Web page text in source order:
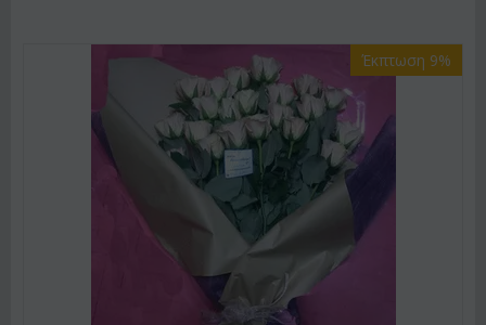
Έκπτωση 9%